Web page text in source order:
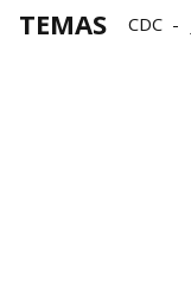
TEMAS CDC